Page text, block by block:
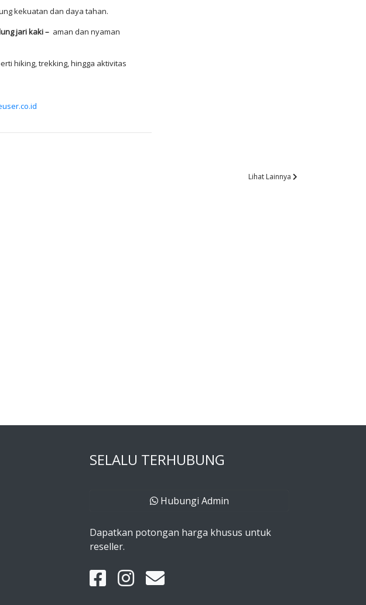
kekuatan dan daya tahan.
jari kaki – aman dan nyaman
hiking, trekking, hingga aktivitas
Lihat Lainnya
SELALU TERHUBUNG
Hubungi Admin
Dapatkan potongan harga khusus untuk
reseller.